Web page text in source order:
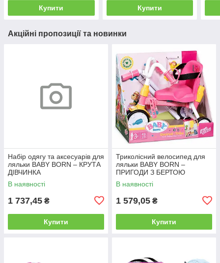
Купити Купити
Акційні пропозиції та новинки
Набір одягу та аксесуарів для
ляльки BABY BORN – КРУТА
ДІВЧИНКА
В наявності
1 737,45 ₴
Купити
Триколісний велосипед для
ляльки BABY BORN –
ПРИГОДИ З БЕРТОЮ
В наявності
1 579,05 ₴
Купити